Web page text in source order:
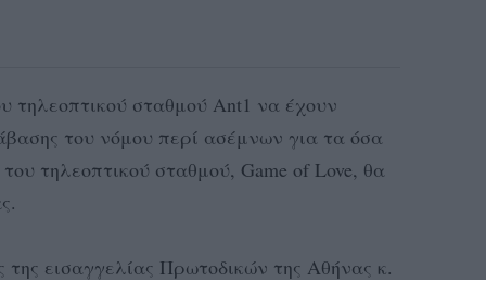
τηλεοπτικού σταθμού Ant1 να έχουν
του νόμου περί ασέμνων για τα όσα
τηλεοπτικού σταθμού, Game of Love, θα
της εισαγγελίας Πρωτοδικών της Αθήνας κ.